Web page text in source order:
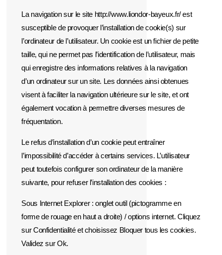
La navigation sur le site http://www.liondor-bayeux.fr/ est
susceptible de provoquer l’installation de cookie(s) sur
l’ordinateur de l’utilisateur. Un cookie est un fichier de petite
taille, qui ne permet pas l’identification de l’utilisateur, mais
qui enregistre des informations relatives à la navigation
d’un ordinateur sur un site. Les données ainsi obtenues
visent à faciliter la navigation ultérieure sur le site, et ont
également vocation à permettre diverses mesures de
fréquentation.
Le refus d’installation d’un cookie peut entraîner
l’impossibilité d’accéder à certains services. L’utilisateur
peut toutefois configurer son ordinateur de la manière
suivante, pour refuser l’installation des cookies :
Sous Internet Explorer : onglet outil (pictogramme en
forme de rouage en haut a droite) / options internet. Cliquez
sur Confidentialité et choisissez Bloquer tous les cookies.
Validez sur Ok.